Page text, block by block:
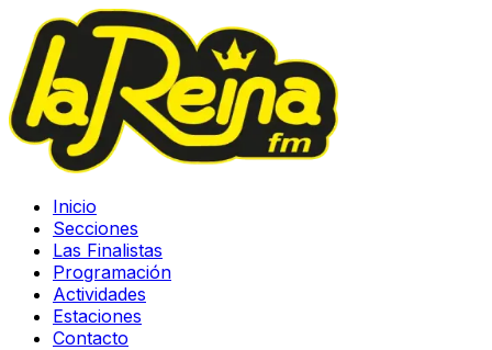
Inicio
Secciones
Las Finalistas
Programación
Actividades
Estaciones
Contacto